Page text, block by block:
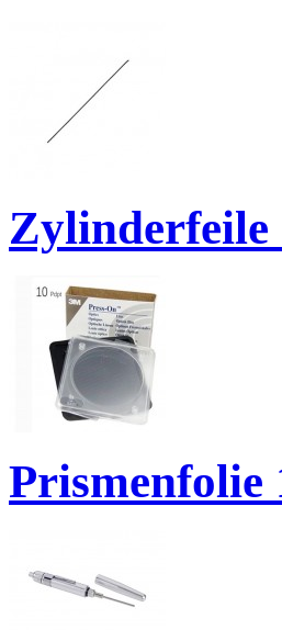
Zylinderfeile
Prismenfolie